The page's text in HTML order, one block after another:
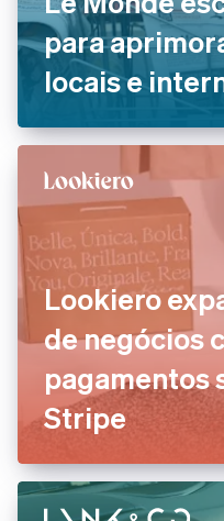
para
locais e
Lookiero
de negócios
pagamentos
Stripe